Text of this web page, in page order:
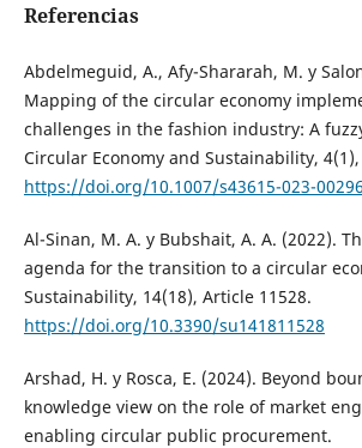
Referencias
Abdelmeguid, A., Afy-Shararah, M. y
Mapping of the circular economy
challenges in the fashion industry: A
Circular Economy and Sustainability, 4(1),
https://doi.org/10.1007/s43615-023-
Al-Sinan, M. A. y Bubshait, A. A. (2022).
agenda for the transition to a circular
Sustainability, 14(18), Article 11528.
https://doi.org/10.3390/su141811528
Arshad, H. y Rosca, E. (2024). Beyond
knowledge view on the role of market
enabling circular public procurement.